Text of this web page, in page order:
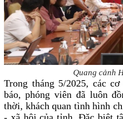
Quang cảnh
Trong tháng 5/2025, các
báo, phóng viên đã luôn
thời, khách quan tình hình